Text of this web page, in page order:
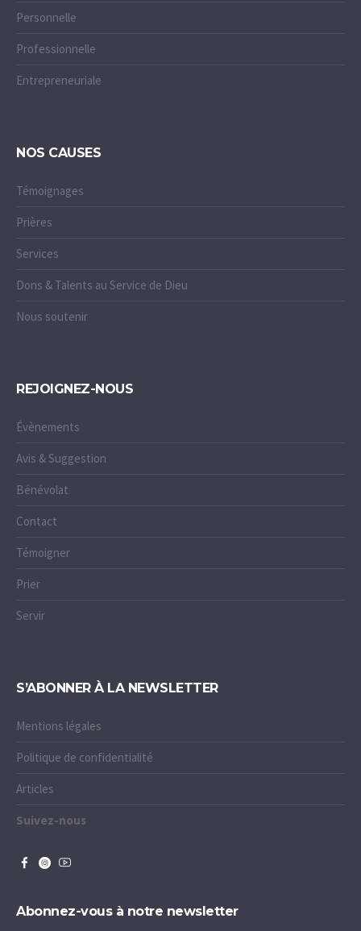
Personnelle
Professionnelle
Entrepreneuriale
NOS CAUSES
Témoignages
Prières
Services
Dons & Talents au Service de Dieu
Nous soutenir
REJOIGNEZ-NOUS
Évènements
Avis & Suggestion
Bénévolat
Contact
Témoigner
Prier
Servir
S’ABONNER À LA NEWSLETTER
Mentions légales
Politique de confidentialité
Articles
Suivez-nous
Abonnez-vous à notre newsletter